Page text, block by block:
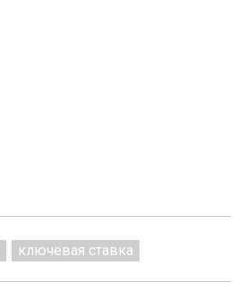
ключевая ставка